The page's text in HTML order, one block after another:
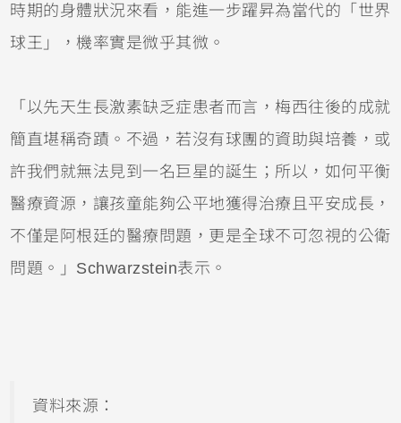
時期的身體狀況來看，能進一步躍昇為當代的「世界
球王」，機率實是微乎其微。
「以先天生長激素缺乏症患者而言，梅西往後的成就
簡直堪稱奇蹟。不過，若沒有球團的資助與培養，或
許我們就無法見到一名巨星的誕生；所以，如何平衡
醫療資源，讓孩童能夠公平地獲得治療且平安成長，
不僅是阿根廷的醫療問題，更是全球不可忽視的公衛
問題。」Schwarzstein表示。
資料來源：